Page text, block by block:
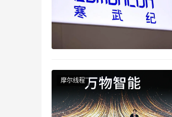
摩尔线程